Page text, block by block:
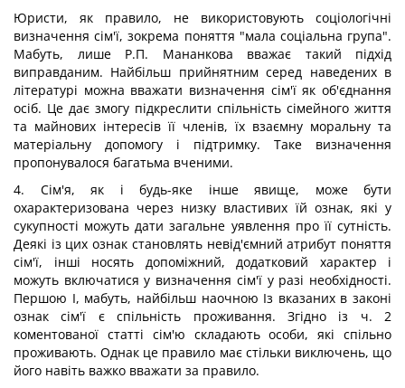
Юристи, як правило, не використовують соціологічні
визначення сім'ї, зокрема поняття "мала соціальна група".
Мабуть, лише Р.П. Мананкова вважає такий підхід
виправданим. Найбільш прийнятним серед наведених в
літературі можна вважати визначення сім'ї як об'єднання
осіб. Це дає змогу підкреслити спільність сімейного життя
та майнових інтересів її членів, їх взаємну моральну та
матеріальну допомогу і підтримку. Таке визначення
пропонувалося багатьма вченими.
4. Сім'я, як і будь-яке інше явище, може бути
охарактеризована через низку властивих їй ознак, які у
сукупності можуть дати загальне уявлення про її сутність.
Деякі із цих ознак становлять невід'ємний атрибут поняття
сім'ї, інші носять допоміжний, додатковий характер і
можуть включатися у визначення сім'ї у разі необхідності.
Першою І, мабуть, найбільш наочною Із вказаних в законі
ознак сім'ї є спільність проживання. Згідно із ч. 2
коментованої статті сім'ю складають особи, які спільно
проживають. Однак це правило має стільки виключень, що
його навіть важко вважати за правило.